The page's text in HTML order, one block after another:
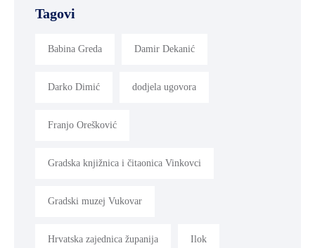
Tagovi
Babina Greda Damir Dekanić
Darko Dimić dodjela ugovora
Franjo Orešković
Gradska knjižnica i čitaonica Vinkovci
Gradski muzej Vukovar
Hrvatska zajednica županija Ilok